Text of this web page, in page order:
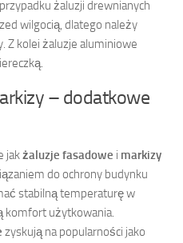
żaluzji drewnianych
wilgocią, dlatego należy
Z kolei żaluzje aluminiowe
– dodatkowe
jakżaluzje fasadowe i markizy
do ochrony budynku
stabilną temperaturę w
komfort użytkowania.
zyskują na popularności jako